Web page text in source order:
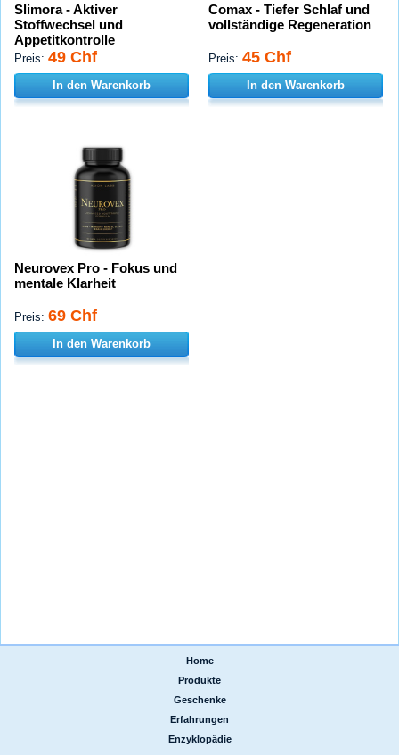
Slimora - Aktiver
Stoffwechsel und
Appetitkontrolle
Preis: 49 Chf
In den Warenkorb
Comax - Tiefer Schlaf und
vollständige Regeneration
Preis: 45 Chf
In den Warenkorb
Neurovex Pro - Fokus und
mentale Klarheit
Preis: 69 Chf
In den Warenkorb
Home
Produkte
Geschenke
Erfahrungen
Enzyklopädie